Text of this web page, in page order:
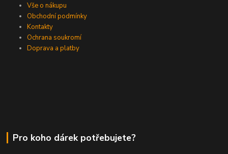
Vše o nákupu
Obchodní podmínky
Kontakty
Ochrana soukromí
Doprava a platby
Pro koho dárek potřebujete?